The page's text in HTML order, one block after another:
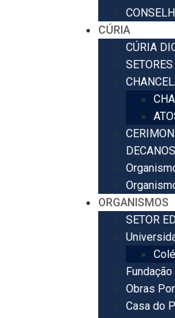
CÚRIA
CÚRIA
DECANOS
ORGANISMOS
SETOR
Obras
Casa do